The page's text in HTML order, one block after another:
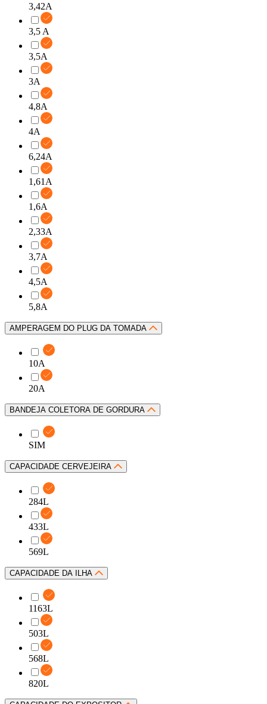
3,42A
3,5 A
3,5A
3A
4,8A
4A
6,24A
1,61A
1,6A
2,33A
3,7A
4,5A
5,8A
AMPERAGEM DO PLUG DA TOMADA
10A
20A
BANDEJA COLETORA DE GORDURA
SIM
CAPACIDADE CERVEJEIRA
284L
433L
569L
CAPACIDADE DA ILHA
1163L
503L
568L
820L